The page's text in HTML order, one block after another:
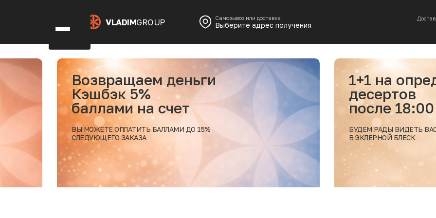
VLADIMGROUP Самовывоз или доставка
Выберите адрес получения
15%
1+1 на определенные позиции
десертов
после 18:00
БУДЕМ РАДЫ ВИДЕТЬ ВАС